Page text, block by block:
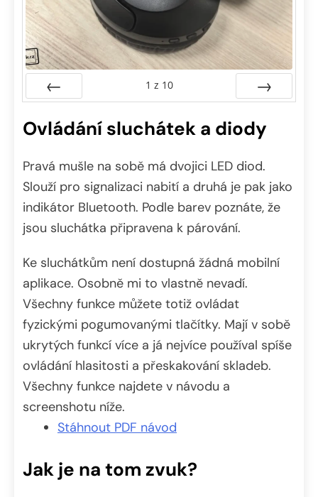
1 z 10
Ovládání sluchátek a diody
Pravá mušle na sobě má dvojici LED diod.
Slouží pro signalizaci nabití a druhá je pak jako
indikátor Bluetooth. Podle barev poznáte, že
jsou sluchátka připravena k párování.
Ke sluchátkům není dostupná žádná mobilní
aplikace. Osobně mi to vlastně nevadí.
Všechny funkce můžete totiž ovládat
fyzickými pogumovanými tlačítky. Mají v sobě
ukrytých funkcí více a já nejvíce používal spíše
ovládání hlasitosti a přeskakování skladeb.
Všechny funkce najdete v návodu a
screenshotu níže.
Stáhnout PDF návod
Jak je na tom zvuk?